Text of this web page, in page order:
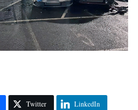
Twitter LinkedIn